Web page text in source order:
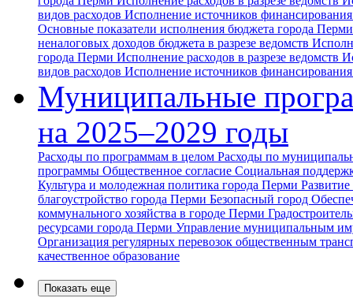
видов расходов Исполнение источников
Основные показатели исполнения бюджета города
неналоговых доходов бюджета в разрезе ведомств
города Перми Исполнение расходов в разрезе ведомств
видов расходов Исполнение источников
Муниципальные
на 2025–2029 годы
Расходы по программам в целом Расходы по
программы Общественное согласие Социальная
Культура и молодежная политика города Перми
благоустройство города Перми Безопасный город
коммунального хозяйства в городе Перми
ресурсами города Перми Управление муниципальным
Организация регулярных перевозок общественным
качественное образование
Показать еще